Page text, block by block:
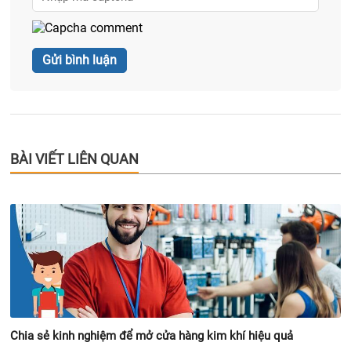
BÀI VIẾT LIÊN QUAN
Chia sẻ kinh nghiệm để mở cửa hàng kim khí hiệu quả